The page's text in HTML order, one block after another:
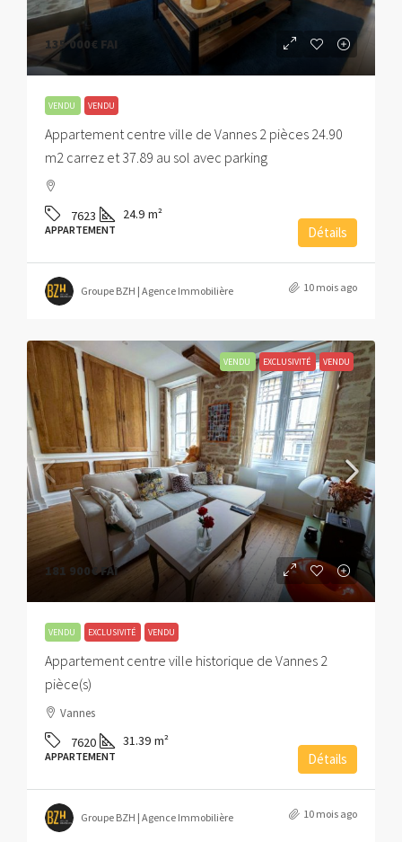
135 000€ FAI
VENDU VENDU
Appartement centre ville de Vannes 2 pièces 24.90
m2 carrez et 37.89 au sol avec parking
7623 24.9 m²
APPARTEMENT Détails
Groupe BZH | Agence Immobilière 10 mois ago
VENDU EXCLUSIVITÉ VENDU
181 900€FAI
VENDU EXCLUSIVITÉ VENDU
Appartement centre ville historique de Vannes 2
pièce(s)
Vannes
7620 31.39 m²
APPARTEMENT Détails
Groupe BZH | Agence Immobilière 10 mois ago